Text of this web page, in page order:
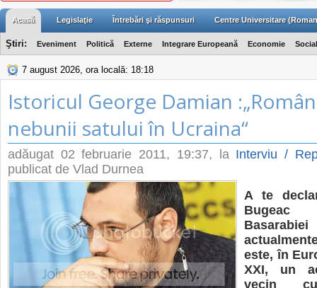
Acasă Legislaţie Întrebări şi răspunsuri Centre Universitare
Ştiri: Eveniment Politică Externe Integrare Europeană Economie Social
7 august 2026, ora locală: 18:18
Istoricul George Damian
nebunii satului în Ucraina“
adăugat 02 februarie 2011, 19:37, la Interviu /
publicat de Vlad Durnea
A te
este, în
XXI, un
vecin